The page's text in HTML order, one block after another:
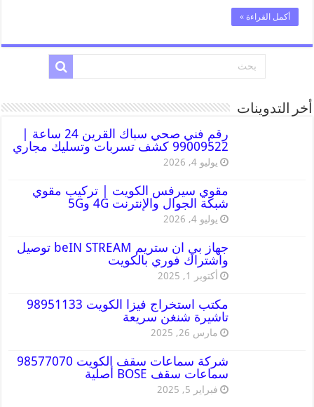
أكمل القراءة »
أخر التدوينات
رقم فني صحي سباك القرين 24 ساعة |
99009522 كشف تسربات وتسليك مجاري
يوليو 4, 2026
مقوي سيرفس الكويت | تركيب مقوي
شبكة الجوال والإنترنت 4G و5G
يوليو 4, 2026
جهاز بي ان ستريم beIN STREAM توصيل
واشتراك فوري بالكويت
أكتوبر 1, 2025
مكتب استخراج فيزا الكويت 98951133
تاشيرة شنغن سريعة
مارس 26, 2025
شركة سماعات سقف الكويت 98577070
سماعات سقف BOSE أصلية
فبراير 5, 2025